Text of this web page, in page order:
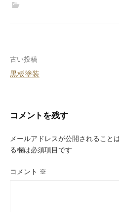
投
稿
ビ
ゲ
ー
シ
古い投稿
黒板塗装
コメントを残す
メールアドレスが公開されること
る欄は必須項目です
コメント ※